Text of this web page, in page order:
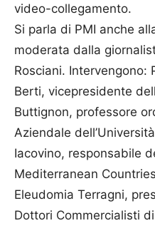
video-collegamento.
Si parla di PMI anche
moderata dalla
Rosciani. Intervengono:
Berti, vicepresidente
Buttignon, professore
Aziendale
Iacovino, responsabile
Mediterranean
Eleudomia Terragni,
Dottori Commercialisti